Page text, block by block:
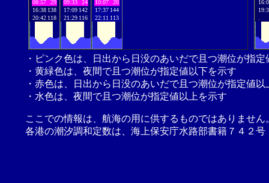
08:57
29
16:38 138
20:42 118
09:33
24
17:09 142
21:29 116
10:07
20
17:37 144
22:11 113
・ピンク色は、日出から日没のあいだで且つ潮位が指
・黄緑色は、夜間で且つ潮位が指定値以下を示す
・赤色は、日出から日没のあいだで且つ潮位が指定値以
・水色は、夜間で且つ潮位が指定値以上を示す
ここでの情報は、航海の用に供するものではありませ
各港の潮汐調和定数は、海上保安庁水路部書籍７４２